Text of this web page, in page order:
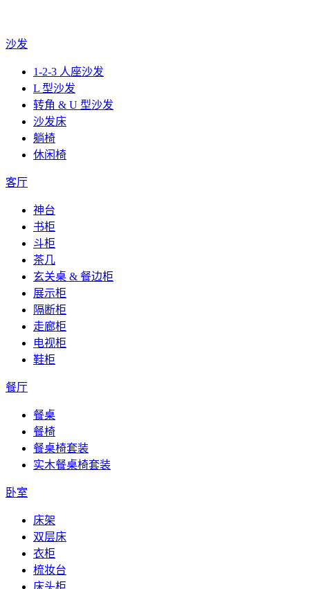
沙发
1-2-3 人座沙发
L 型沙发
转角 & U 型沙发
沙发床
躺椅
休闲椅
客厅
神台
书柜
斗柜
茶几
玄关桌 & 餐边柜
展示柜
隔断柜
走廊柜
电视柜
鞋柜
餐厅
餐桌
餐椅
餐桌椅套装
实木餐桌椅套装
卧室
床架
双层床
衣柜
梳妆台
床头柜